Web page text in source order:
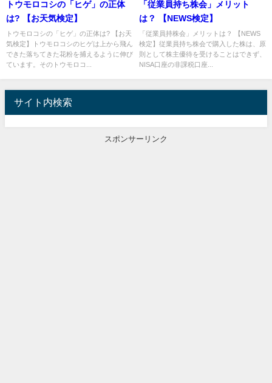
トウモロコシの「ヒゲ」の正体
は? 【お天気検定】
トウモロコシの「ヒゲ」の正体は? 【お天
気検定】トウモロコシのヒゲは上から飛ん
できた落ちてきた花粉を捕えるように伸び
ています。そのトウモロコ...
「従業員持ち株会」メリット
は？ 【NEWS検定】
「従業員持株会」メリットは？ 【NEWS
検定】従業員持ち株会で購入した株は、原
則として株主優待を受けることはできず、
NISA口座の非課税口座...
サイト内検索
スポンサーリンク